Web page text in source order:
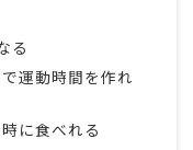
る
運動時間を作れ
に食べれる